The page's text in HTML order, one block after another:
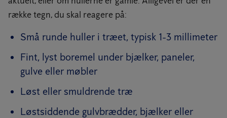
række tegn, du skal reagere på:
Små runde huller i træet, typisk 1-3 millimeter
Fint, lyst boremel under bjælker, paneler,
gulve eller møbler
Løst eller smuldrende træ
Løstsiddende gulvbrædder, bjælker eller